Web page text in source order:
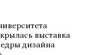
выставка
дизайна